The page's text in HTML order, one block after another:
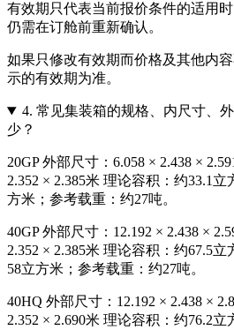
有效期只代表当前报价条件的适用
仍需在订舱前重新确认。
如果只修改有效期而价格及其他内
示的有效期为准。
4. 常见集装箱的规格、内尺寸、
少？
20GP 外部尺寸：6.058 × 2.438 ×
2.352 × 2.385米 理论容积：约33.1
方米；参考载重：约27吨。
40GP 外部尺寸：12.192 × 2.438 ×
2.352 × 2.385米 理论容积：约67.5
58立方米；参考载重：约27吨。
40HQ 外部尺寸：12.192 × 2.438 ×
2.352 × 2.690米 理论容积：约76.2